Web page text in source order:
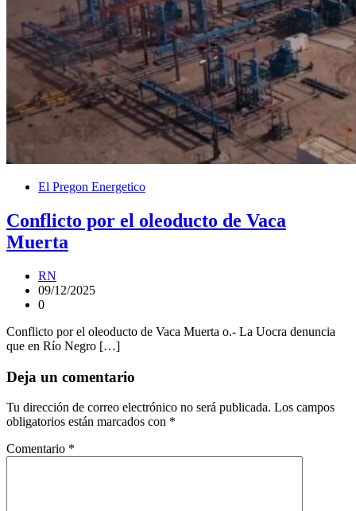
El Pregon Energetico
Conflicto por el oleoducto de Vaca
Muerta
RN
09/12/2025
0
Conflicto por el oleoducto de Vaca Muerta o.- La Uocra denuncia
que en Río Negro […]
Deja un comentario
Tu dirección de correo electrónico no será publicada. Los campos
obligatorios están marcados con *
Comentario *